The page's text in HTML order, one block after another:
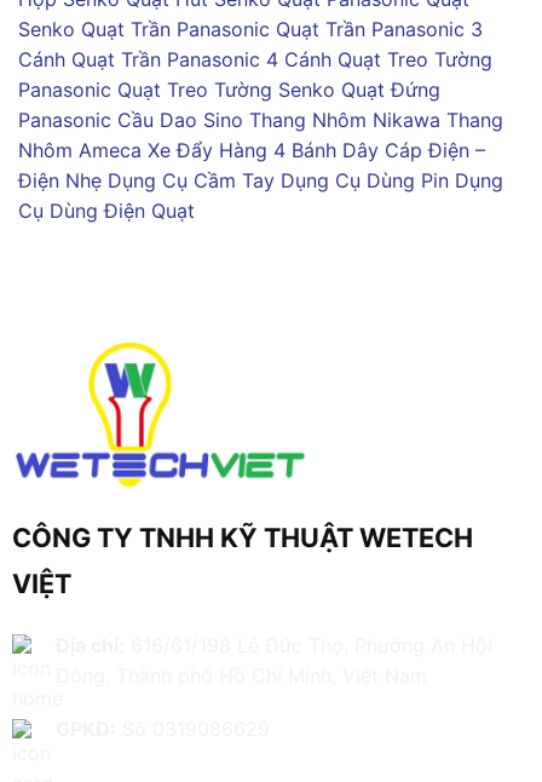
Senko Quạt Trần Panasonic Quạt Trần Panasonic 3
Cánh Quạt Trần Panasonic 4 Cánh Quạt Treo Tường
Panasonic Quạt Treo Tường Senko Quạt Đứng
Panasonic Cầu Dao Sino Thang Nhôm Nikawa Thang
Nhôm Ameca Xe Đẩy Hàng 4 Bánh Dây Cáp Điện –
Điện Nhẹ Dụng Cụ Cầm Tay Dụng Cụ Dùng Pin Dụng
Cụ Dùng Điện Quạt
CÔNG TY TNHH KỸ THUẬT WETECH
VIỆT